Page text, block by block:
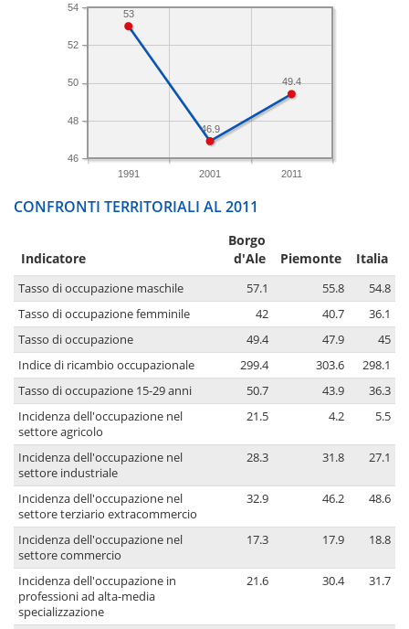
1991 2001 2011
46
48
50
52
54
49.4
46.9
53
CONFRONTI TERRITORIALI AL 2011
Indicatore
Borgo
d'Ale
Piemonte Italia
Tasso di occupazione maschile 57.1 55.8
54.8
Tasso di occupazione femminile
42 40.7
36.1
Tasso di occupazione
49.4 47.9
45
Indice di ricambio occupazionale
299.4 303.6
298.1
Tasso di occupazione 15-29 anni
50.7 43.9
36.3
Incidenza dell'occupazione nel
settore agricolo
21.5 4.2 5.5
Incidenza dell'occupazione nel
settore industriale
28.3 31.8 27.1
Incidenza dell'occupazione nel
settore terziario extracommercio
32.9 46.2 48.6
Incidenza dell'occupazione nel
settore commercio
17.3 17.9 18.8
Incidenza dell'occupazione in
professioni ad alta-media
specializzazione
21.6 30.4 31.7